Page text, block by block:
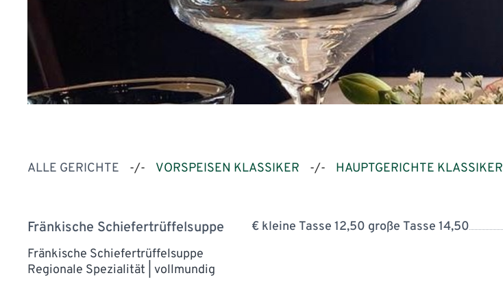
ALLE GERICHTE -/- VORSPEISEN KLASSIKER -/- HAUPTGERICHTE KLASSIKER
Fränkische Schiefertrüffelsuppe
€ kleine Tasse 12,50 große Tasse 14,50
Fränkische Schiefertrüffelsuppe
Regionale Spezialität | vollmundig